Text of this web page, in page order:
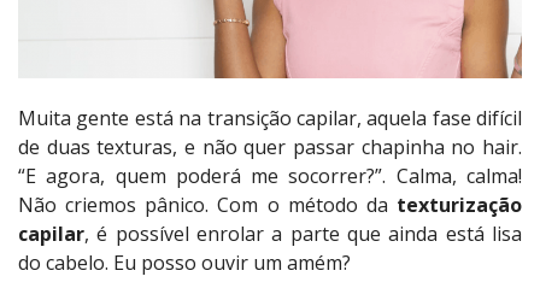
Muita gente está na transição capilar, aquela fase difícil
de duas texturas, e não quer passar chapinha no hair.
“E agora, quem poderá me socorrer?”. Calma, calma!
Não criemos pânico. Com o método da texturização
capilar, é possível enrolar a parte que ainda está lisa
do cabelo. Eu posso ouvir um amém?